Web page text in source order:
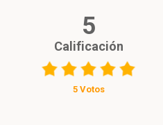
5
Calificación
5 Votos